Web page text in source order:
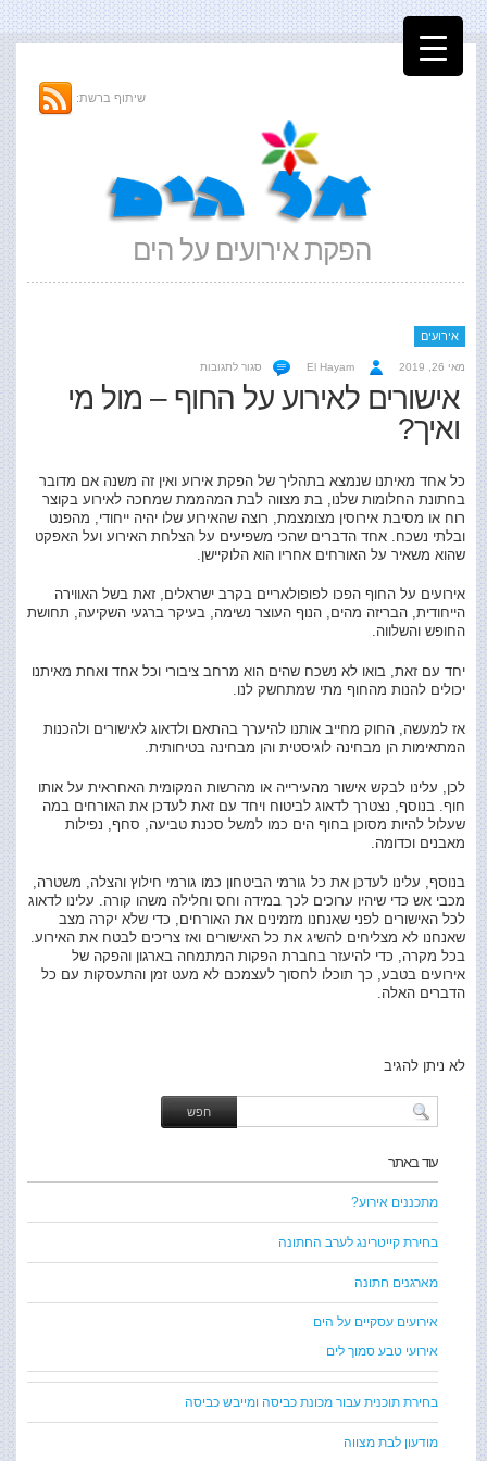
הפקת אירועים על הים
שיתוף ברשת:
אירועים
מאי 26, 2019 El Hayam סגור לתגובותעל
לאירוע
מול
מי
ואיך?
אישורים לאירוע על החוף – מול מי
ואיך?
כל אחד מאיתנו שנמצא בתהליך של הפקת אירוע ואין זה משנה אם מדובר
בחתונת החלומות שלנו, בת מצווה לבת המהממת שמחכה לאירוע בקוצר
רוח או מסיבת אירוסין מצומצמת, רוצה שהאירוע שלו יהיה ייחודי, מהפנט
ובלתי נשכח. אחד הדברים שהכי משפיעים על הצלחת האירוע ועל האפקט
שהוא משאיר על האורחים אחריו הוא הלוקיישן.
אירועים על החוף הפכו לפופולאריים בקרב ישראלים, זאת בשל האווירה
הייחודית, הבריזה מהים, הנוף העוצר נשימה, בעיקר ברגעי השקיעה, תחושת
החופש והשלווה.
יחד עם זאת, בואו לא נשכח שהים הוא מרחב ציבורי וכל אחד ואחת מאיתנו
יכולים להנות מהחוף מתי שמתחשק לנו.
אז למעשה, החוק מחייב אותנו להיערך בהתאם ולדאוג לאישורים ולהכנות
המתאימות הן מבחינה לוגיסטית והן מבחינה בטיחותית.
לכן, עלינו לבקש אישור מהעירייה או מהרשות המקומית האחראית על אותו
חוף. בנוסף, נצטרך לדאוג לביטוח ויחד עם זאת לעדכן את האורחים במה
שעלול להיות מסוכן בחוף הים כמו למשל סכנת טביעה, סחף, נפילות
מאבנים וכדומה.
בנוסף, עלינו לעדכן את כל גורמי הביטחון כמו גורמי חילוץ והצלה, משטרה,
מכבי אש כדי שיהיו ערוכים לכך במידה וחס וחלילה משהו קורה. עלינו לדאוג
לכל האישורים לפני שאנחנו מזמינים את האורחים, כדי שלא יקרה מצב
שאנחנו לא מצליחים להשיג את כל האישורים ואז צריכים לבטח את האירוע.
בכל מקרה, כדי להיעזר בחברת הפקות המתמחה בארגון והפקה של
אירועים בטבע, כך תוכלו לחסוך לעצמכם לא מעט זמן והתעסקות עם כל
הדברים האלה.
לא ניתן להגיב
עוד באתר
מתכננים אירוע?
בחירת קייטרינג לערב החתונה
מארגנים חתונה
אירועים עסקיים על הים
אירועי טבע סמוך לים
בחירת תוכנית עבור מכונת כביסה ומייבש כביסה
מודעון לבת מצווה